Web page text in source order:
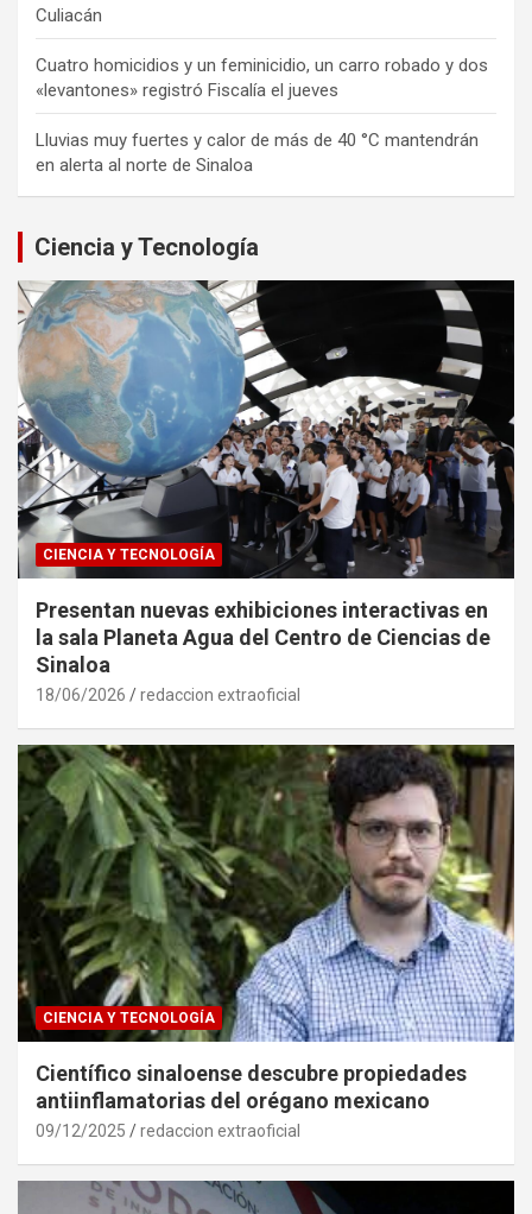
Culiacán
Cuatro homicidios y un feminicidio, un carro robado y dos
«levantones» registró Fiscalía el jueves
Lluvias muy fuertes y calor de más de 40 °C mantendrán
en alerta al norte de Sinaloa
Ciencia y Tecnología
CIENCIA Y TECNOLOGÍA
Presentan nuevas exhibiciones interactivas en
la sala Planeta Agua del Centro de Ciencias de
Sinaloa
18/06/2026 redaccion extraoficial
CIENCIA Y TECNOLOGÍA
Científico sinaloense descubre propiedades
antiinflamatorias del orégano mexicano
09/12/2025 redaccion extraoficial